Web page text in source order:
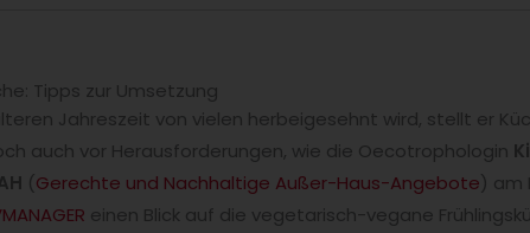
Tipps zur Umsetzung
Jahreszeit von vielen herbeigesehnt wird, stellt er
auch vor Herausforderungen, wie die Oecotrophologin
(Gerechte und Nachhaltige Außer-Haus-Angebote) am
einen Blick auf die vegetarisch-vegane